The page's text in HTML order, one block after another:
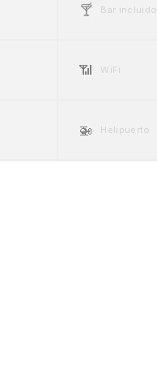
🍸 Bar incluido
📶 WiFi
🚁 Helipuerto